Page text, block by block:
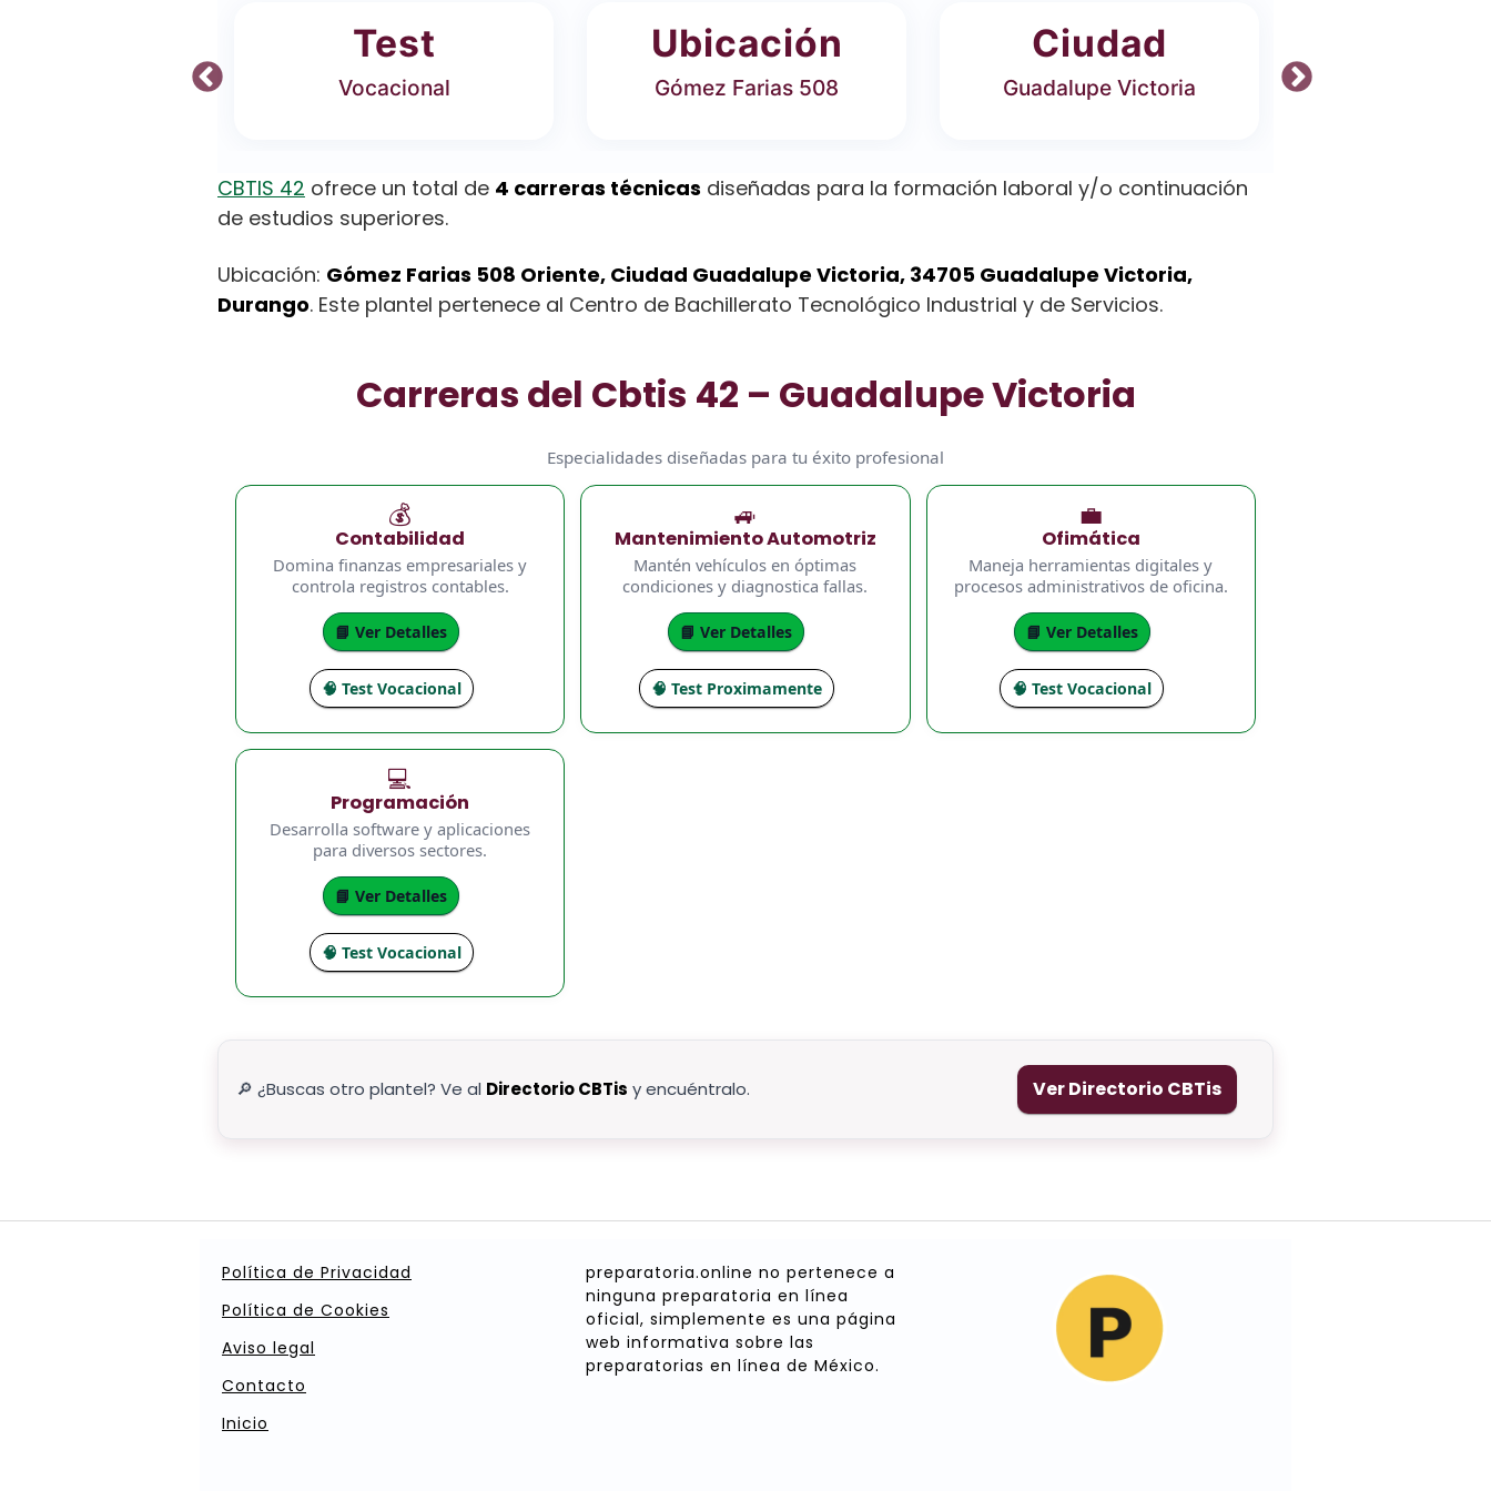
Test
Vocacional
Ubicación
Gómez Farias 508
Ciudad
Guadalupe Victoria
CBTIS 42 ofrece un total de 4 carreras técnicas diseñadas para la formación laboral y/o continuación
de estudios superiores.
Ubicación: Gómez Farias 508 Oriente, Ciudad Guadalupe Victoria, 34705 Guadalupe Victoria,
Durango. Este plantel pertenece al Centro de Bachillerato Tecnológico Industrial y de Servicios.
Carreras del Cbtis 42 – Guadalupe Victoria
Especialidades diseñadas para tu éxito profesional
💰
Contabilidad
Domina finanzas empresariales y
controla registros contables.
📘 Ver Detalles
🧠 Test Vocacional
🚙
Mantenimiento Automotriz
Mantén vehículos en óptimas
condiciones y diagnostica fallas.
📘 Ver Detalles
🧠 Test Proximamente
💼
Ofimática
Maneja herramientas digitales y
procesos administrativos de oficina.
📘 Ver Detalles
🧠 Test Vocacional
💻
Programación
Desarrolla software y aplicaciones
para diversos sectores.
📘 Ver Detalles
🧠 Test Vocacional
🔎 ¿Buscas otro plantel? Ve al Directorio CBTis y encuéntralo. Ver Directorio CBTis
Política de Privacidad
Política de Cookies
Aviso legal
Contacto
Inicio
preparatoria.online no pertenece a
ninguna preparatoria en línea
oficial, simplemente es una página
web informativa sobre las
preparatorias en línea de México.